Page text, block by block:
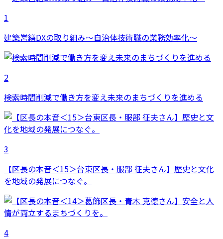
1
建築営繕DXの取り組み～自治体技術職の業務効率化～
2
検索時間削減で働き方を変え未来のまちづくりを進める
3
【区長の本音＜15＞台東区長・服部 征夫さん】歴史と文化
を地域の発展につなぐ。
4